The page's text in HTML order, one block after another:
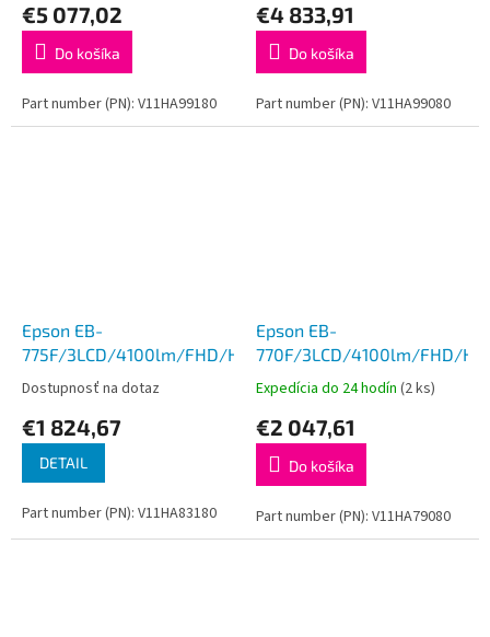
€5 077,02
Do košíka
Part number (PN): V11HA99180
€4 833,91
Do košíka
Part number (PN): V11HA99080
Epson EB-
775F/3LCD/4100lm/FHD/HDMI/LAN/WiFi
Dostupnosť na dotaz
€1 824,67
DETAIL
Part number (PN): V11HA83180
Epson EB-
770F/3LCD/4100lm/FHD/
Expedícia do 24 hodín (2 ks)
€2 047,61
Do košíka
Part number (PN): V11HA79080